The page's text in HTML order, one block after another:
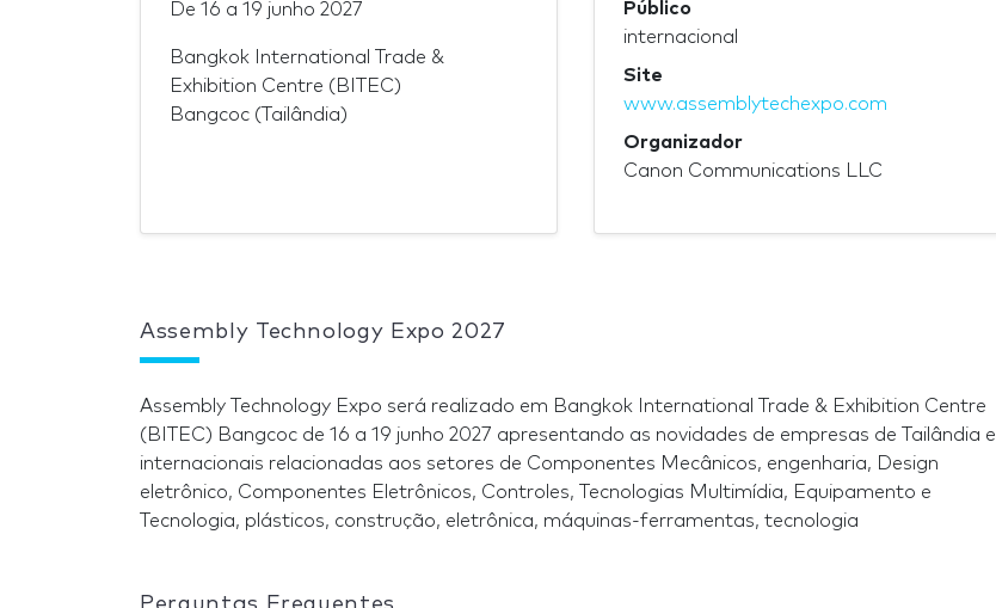
De 16 a 19 junho 2027
Bangkok International Trade &
Exhibition Centre (BITEC)
Bangcoc (Tailândia)
Público
internacional
Site
www.assemblytechexpo.com
Organizador
Canon Communications LLC
Assembly Technology Expo 2027
Assembly Technology Expo será realizado em Bangkok International Trade & Exhibition Centre
(BITEC) Bangcoc de 16 a 19 junho 2027 apresentando as novidades de empresas de Tailândia e
internacionais relacionadas aos setores de Componentes Mecânicos, engenharia, Design
eletrônico, Componentes Eletrônicos, Controles, Tecnologias Multimídia, Equipamento e
Tecnologia, plásticos, construção, eletrônica, máquinas-ferramentas, tecnologia